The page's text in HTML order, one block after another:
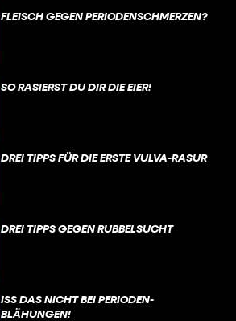
FLEISCH GEGEN PERIODENSCHMERZEN?
SO RASIERST DU DIR DIE EIER!
DREI TIPPS FÜR DIE ERSTE VULVA-RASUR
DREI TIPPS GEGEN RUBBELSUCHT
ISS DAS NICHT BEI PERIODEN-
BLÄHUNGEN!